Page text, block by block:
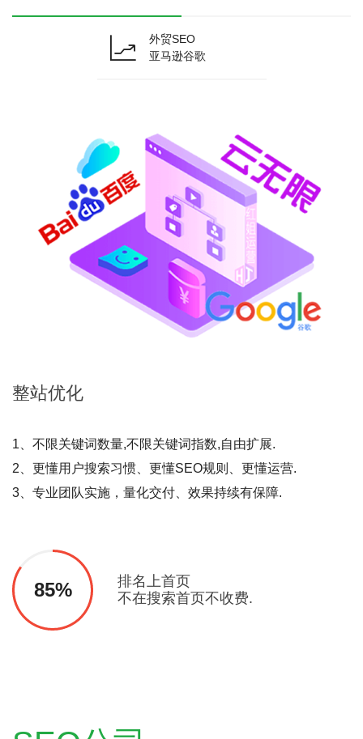
外贸SEO
亚马逊谷歌
整站优化
1、不限关键词数量,不限关键词指数,自由扩展.
2、更懂用户搜索习惯、更懂SEO规则、更懂运营.
3、专业团队实施，量化交付、效果持续有保障.
85%
排名上首页
不在搜索首页不收费.